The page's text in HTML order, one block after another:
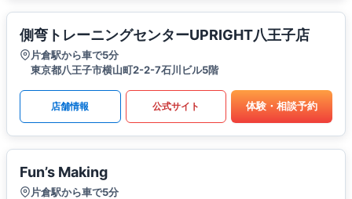
側弯トレーニングセンターUPRIGHT八王子店
片倉駅から車で5分
東京都八王子市横山町2-2-7石川ビル5階
店舗情報 公式サイト 体験・相談予約
Fun’s Making
片倉駅から車で5分